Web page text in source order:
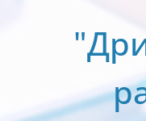
содержимому